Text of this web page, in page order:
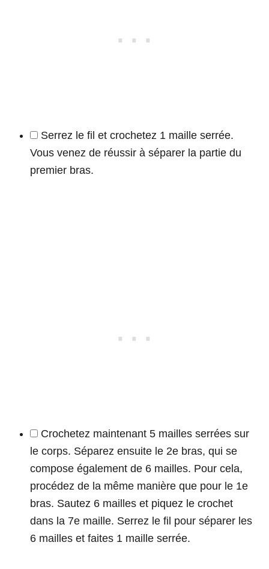
Serrez le fil et crochetez 1 maille serrée.
Vous venez de réussir à séparer la partie du
premier bras.
Crochetez maintenant 5 mailles serrées sur
le corps. Séparez ensuite le 2e bras, qui se
compose également de 6 mailles. Pour cela,
procédez de la même manière que pour le 1e
bras. Sautez 6 mailles et piquez le crochet
dans la 7e maille. Serrez le fil pour séparer les
6 mailles et faites 1 maille serrée.